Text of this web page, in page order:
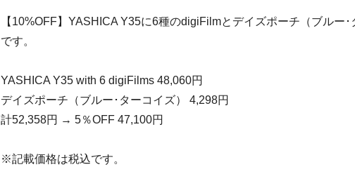
【10%OFF】YASHICA Y35に6種のdigiFilmとデイズポーチ（ブルー･
です。
YASHICA Y35 with 6 digiFilms 48,060円
デイズポーチ（ブルー･ターコイズ） 4,298円
計52,358円 → 5％OFF 47,100円
※記載価格は税込です。